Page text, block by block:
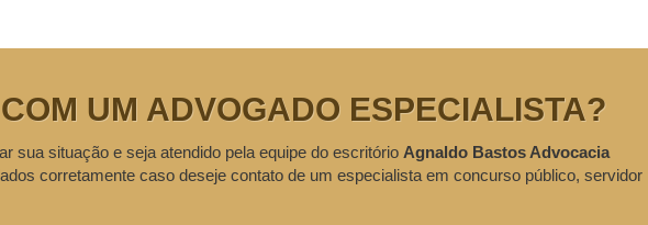
UM ADVOGADO ESPECIALISTA?
sua situação e seja atendido pela equipe do escritório Agnaldo Bastos Advocacia
corretamente caso deseje contato de um especialista em concurso público, servidor